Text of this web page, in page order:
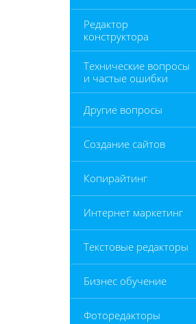
Редактор
конструктора
Технические вопросы
и частые ошибки
Другие вопросы
Создание сайтов
Копирайтинг
Интернет маркетинг
Текстовые редакторы
Бизнес обучение
Фоторедакторы